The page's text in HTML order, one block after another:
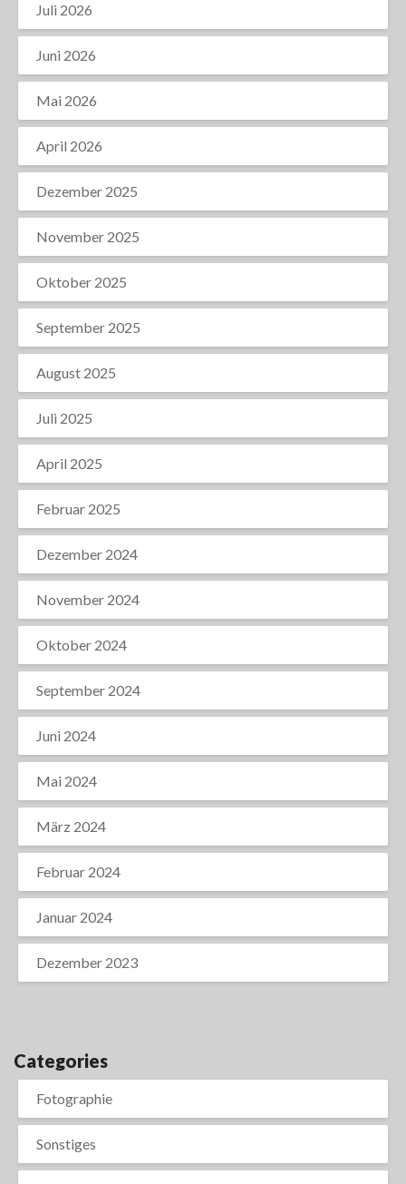
Juli 2026
Juni 2026
Mai 2026
April 2026
Dezember 2025
November 2025
Oktober 2025
September 2025
August 2025
Juli 2025
April 2025
Februar 2025
Dezember 2024
November 2024
Oktober 2024
September 2024
Juni 2024
Mai 2024
März 2024
Februar 2024
Januar 2024
Dezember 2023
Categories
Fotographie
Sonstiges